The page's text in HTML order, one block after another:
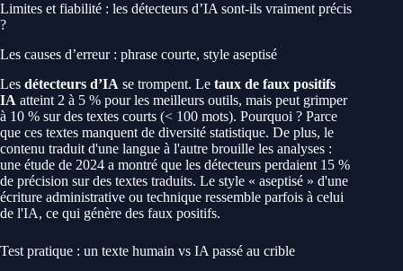
Limites et fiabilité : les détecteurs d’IA sont-ils vraiment précis
?
Les causes d’erreur : phrase courte, style aseptisé
Les détecteurs d’IA se trompent. Le taux de faux positifs
IA atteint 2 à 5 % pour les meilleurs outils, mais peut grimper
à 10 % sur des textes courts (< 100 mots). Pourquoi ? Parce
que ces textes manquent de diversité statistique. De plus, le
contenu traduit d'une langue à l'autre brouille les analyses :
une étude de 2024 a montré que les détecteurs perdaient 15 %
de précision sur des textes traduits. Le style « aseptisé » d'une
écriture administrative ou technique ressemble parfois à celui
de l'IA, ce qui génère des faux positifs.
Test pratique : un texte humain vs IA passé au crible